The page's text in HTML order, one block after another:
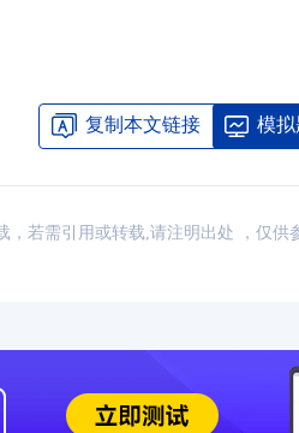
复制本文链接 模
若需引用或转载,请注明出处 ，仅供
2026-01-17
2026年CFA一级
2026年CFA报名